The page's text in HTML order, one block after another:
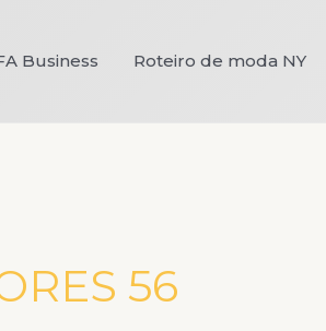
Business Roteiro de moda NY
56